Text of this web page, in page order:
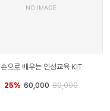
손으로 배우는 인성교육 KIT
25% 60,000 80,000